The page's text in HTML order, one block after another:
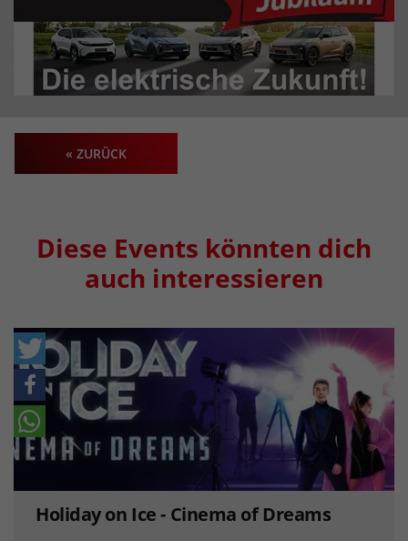
« ZURÜCK
Diese Events könnten dich
auch interessieren
Holiday on Ice - Cinema of Dreams